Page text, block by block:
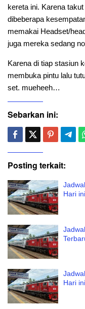
kereta ini. Karena
dibeberapa
memakai Headset/
juga mereka sedang
Karena di tiap stasiun
membuka pintu lalu
set. mueheeh…
Sebarkan ini:
Posting terkait:
Hari ini
Hari ini